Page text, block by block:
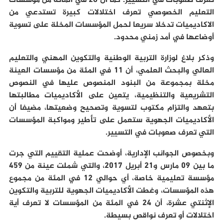
التعليم الخصوصي تعرف اختلالات كبيرة تستدعي من
الاكاديميات تدخلا سريعا لحمل المؤسسات المخلة على تسوية
أوضاعها في أمد زمني محدود.
وذكر بلاغ لوزارة التربية الوطنية والتكوين المهني والتعليم
العالي والبحث العلمي، أن 11 في المئة من مؤسسات العينة
مخلة بمجموعة من البنود المنصوص عليها في النصوص
التشريعية والتنظيمية، يتعين على الأكاديميات مطالبتها
بتعهد والتزام مكتوب لتسوية وتصحيح وضعيتها، مضيفا أن
الأكاديميات الجهوية ستعمل على تأطير ومواكبة المؤسسات
التي تعرف صعوبات في التسيير.
وبخصوص الجوانب الإدارية، أوضحت عملية التقييم التي جرت
ما بين 09 مارس و21 أبريل 2017، والتي شملت عينة من 459
مؤسسة تعليمية خاصة، أي حوالي 12 في المئة من مجموع
هذه المؤسسات، وغطت الأكاديميات الجهوية للتربية والتكوين
الإثنتي عشرة، أن 24 في المئة من المؤسسات لا تعرف أية
اختلالات أو تعرف نواقص بسيطة.